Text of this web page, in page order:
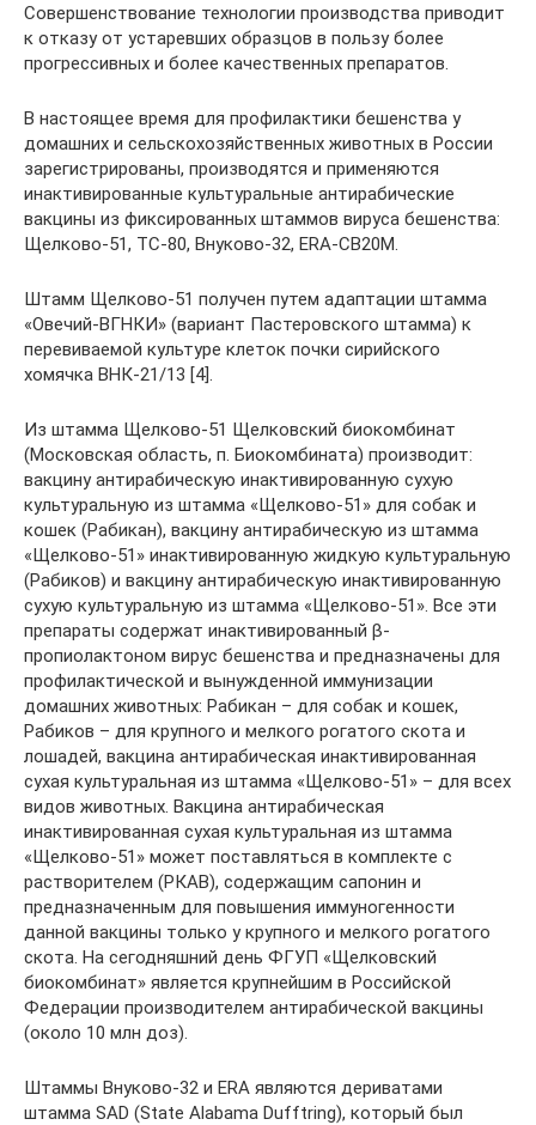
Совершенствование технологии производства приводит
к отказу от устаревших образцов в пользу более
прогрессивных и более качественных препаратов.
В настоящее время для профилактики бешенства у
домашних и сельскохозяйственных животных в России
зарегистрированы, производятся и применяются
инактивированные культуральные антирабические
вакцины из фиксированных штаммов вируса бешенства:
Щелково-51, ТС-80, Внуково-32, ERA-СВ20М.
Штамм Щелково-51 получен путем адаптации штамма
«Овечий-ВГНКИ» (вариант Пастеровского штамма) к
перевиваемой культуре клеток почки сирийского
хомячка ВНК-21/13 [4].
Из штамма Щелково-51 Щелковский биокомбинат
(Московская область, п. Биокомбината) производит:
вакцину антирабическую инактивированную сухую
культуральную из штамма «Щелково-51» для собак и
кошек (Рабикан), вакцину антирабическую из штамма
«Щелково-51» инактивированную жидкую культуральную
(Рабиков) и вакцину антирабическую инактивированную
сухую культуральную из штамма «Щелково-51». Все эти
препараты содержат инактивированный β-
пропиолактоном вирус бешенства и предназначены для
профилактической и вынужденной иммунизации
домашних животных: Рабикан – для собак и кошек,
Рабиков – для крупного и мелкого рогатого скота и
лошадей, вакцина антирабическая инактивированная
сухая культуральная из штамма «Щелково-51» – для всех
видов животных. Вакцина антирабическая
инактивированная сухая культуральная из штамма
«Щелково-51» может поставляться в комплекте с
растворителем (РКАВ), содержащим сапонин и
предназначенным для повышения иммуногенности
данной вакцины только у крупного и мелкого рогатого
скота. На сегодняшний день ФГУП «Щелковский
биокомбинат» является крупнейшим в Российской
Федерации производителем антирабической вакцины
(около 10 млн доз).
Штаммы Внуково-32 и ERA являются дериватами
штамма SAD (State Alabama Dufftring), который был